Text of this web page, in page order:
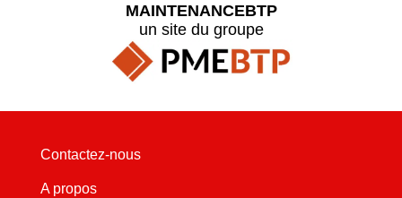
MAINTENANCEBTP
un site du groupe
Contactez-nous
A propos